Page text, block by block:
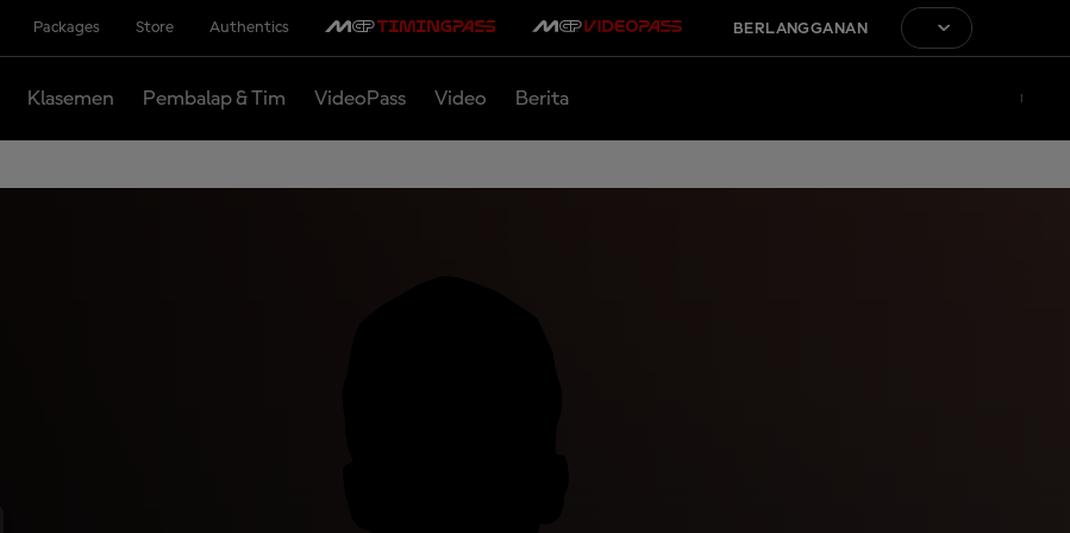
Packages Store Authentics BERLANGGANAN
Klasemen Pembalap & Tim VideoPass Video Berita